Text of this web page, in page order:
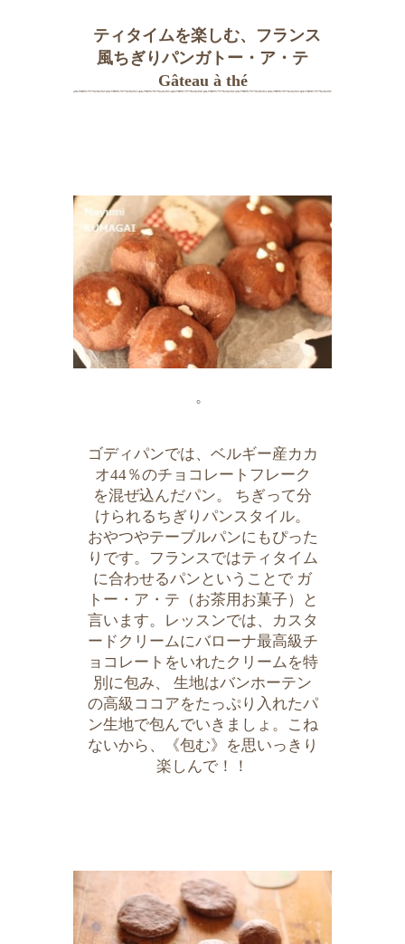
ティタイムを楽しむ、フランス
風ちぎりパンガトー・ア・テ
Gâteau à thé
。
ゴディパンでは、ベルギー産カカ
オ44％のチョコレートフレーク
を混ぜ込んだパン。 ちぎって分
けられるちぎりパンスタイル。
おやつやテーブルパンにもぴった
りです。フランスではティタイム
に合わせるパンということで ガ
トー・ア・テ（お茶用お菓子）と
言います。レッスンでは、カスタ
ードクリームにバローナ最高級チ
ョコレートをいれたクリームを特
別に包み、 生地はバンホーテン
の高級ココアをたっぷり入れたパ
ン生地で包んでいきましょ。こね
ないから、《包む》を思いっきり
楽しんで！！